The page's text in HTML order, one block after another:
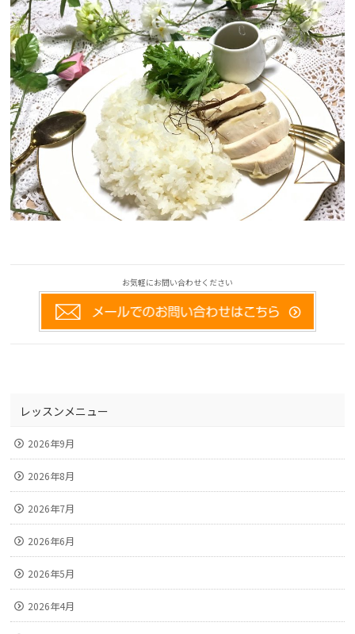
お気軽にお問い合わせください
レッスンメニュー
2026年9月
2026年8月
2026年7月
2026年6月
2026年5月
2026年4月